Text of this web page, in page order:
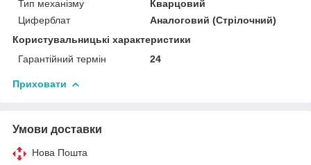
Тип механізму
Кварцовий
Циферблат
Аналоговий (Стрілочний)
Користувальницькі характеристики
Гарантійний термін
24
Приховати
Умови доставки
Нова Пошта